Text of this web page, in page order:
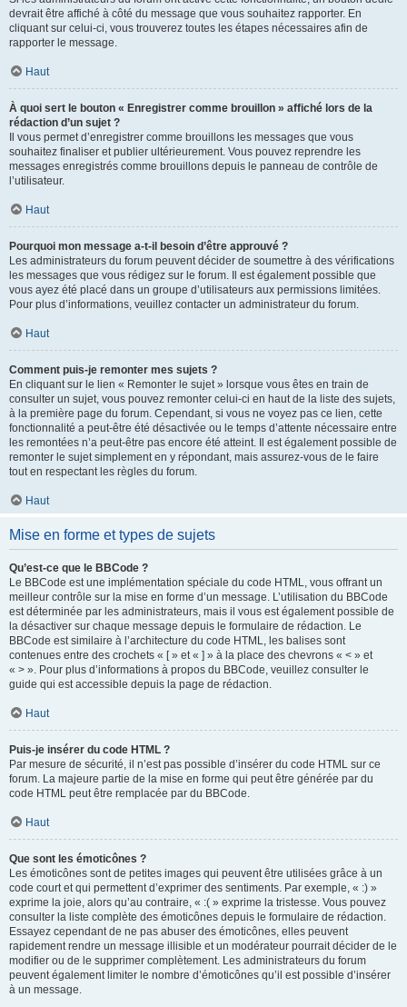
devrait être affiché à côté du message que vous souhaitez rapporter. En
cliquant sur celui-ci, vous trouverez toutes les étapes nécessaires afin de
rapporter le message.
Haut
À quoi sert le bouton « Enregistrer comme brouillon » affiché lors de la
rédaction d’un sujet ?
Il vous permet d’enregistrer comme brouillons les messages que vous
souhaitez finaliser et publier ultérieurement. Vous pouvez reprendre les
messages enregistrés comme brouillons depuis le panneau de contrôle de
l’utilisateur.
Haut
Pourquoi mon message a-t-il besoin d’être approuvé ?
Les administrateurs du forum peuvent décider de soumettre à des vérifications
les messages que vous rédigez sur le forum. Il est également possible que
vous ayez été placé dans un groupe d’utilisateurs aux permissions limitées.
Pour plus d’informations, veuillez contacter un administrateur du forum.
Haut
Comment puis-je remonter mes sujets ?
En cliquant sur le lien « Remonter le sujet » lorsque vous êtes en train de
consulter un sujet, vous pouvez remonter celui-ci en haut de la liste des sujets,
à la première page du forum. Cependant, si vous ne voyez pas ce lien, cette
fonctionnalité a peut-être été désactivée ou le temps d’attente nécessaire entre
les remontées n’a peut-être pas encore été atteint. Il est également possible de
remonter le sujet simplement en y répondant, mais assurez-vous de le faire
tout en respectant les règles du forum.
Haut
Mise en forme et types de sujets
Qu’est-ce que le BBCode ?
Le BBCode est une implémentation spéciale du code HTML, vous offrant un
meilleur contrôle sur la mise en forme d’un message. L’utilisation du BBCode
est déterminée par les administrateurs, mais il vous est également possible de
la désactiver sur chaque message depuis le formulaire de rédaction. Le
BBCode est similaire à l’architecture du code HTML, les balises sont
contenues entre des crochets « [ » et « ] » à la place des chevrons « < » et
« > ». Pour plus d’informations à propos du BBCode, veuillez consulter le
guide qui est accessible depuis la page de rédaction.
Haut
Puis-je insérer du code HTML ?
Par mesure de sécurité, il n’est pas possible d’insérer du code HTML sur ce
forum. La majeure partie de la mise en forme qui peut être générée par du
code HTML peut être remplacée par du BBCode.
Haut
Que sont les émoticônes ?
Les émoticônes sont de petites images qui peuvent être utilisées grâce à un
code court et qui permettent d’exprimer des sentiments. Par exemple, « :) »
exprime la joie, alors qu’au contraire, « :( » exprime la tristesse. Vous pouvez
consulter la liste complète des émoticônes depuis le formulaire de rédaction.
Essayez cependant de ne pas abuser des émoticônes, elles peuvent
rapidement rendre un message illisible et un modérateur pourrait décider de le
modifier ou de le supprimer complètement. Les administrateurs du forum
peuvent également limiter le nombre d’émoticônes qu’il est possible d’insérer
à un message.